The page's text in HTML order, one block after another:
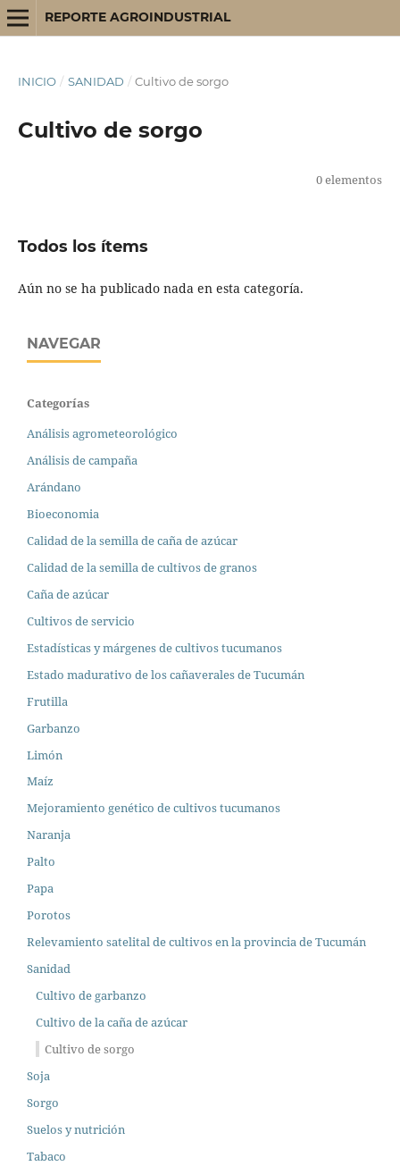
REPORTE AGROINDUSTRIAL
INICIO / SANIDAD / Cultivo de sorgo
Cultivo de sorgo
0 elementos
Todos los ítems
Aún no se ha publicado nada en esta categoría.
NAVEGAR
Categorías
Análisis agrometeorológico
Análisis de campaña
Arándano
Bioeconomia
Calidad de la semilla de caña de azúcar
Calidad de la semilla de cultivos de granos
Caña de azúcar
Cultivos de servicio
Estadísticas y márgenes de cultivos tucumanos
Estado madurativo de los cañaverales de Tucumán
Frutilla
Garbanzo
Limón
Maíz
Mejoramiento genético de cultivos tucumanos
Naranja
Palto
Papa
Porotos
Relevamiento satelital de cultivos en la provincia de Tucumán
Sanidad
Cultivo de garbanzo
Cultivo de la caña de azúcar
Cultivo de sorgo
Soja
Sorgo
Suelos y nutrición
Tabaco